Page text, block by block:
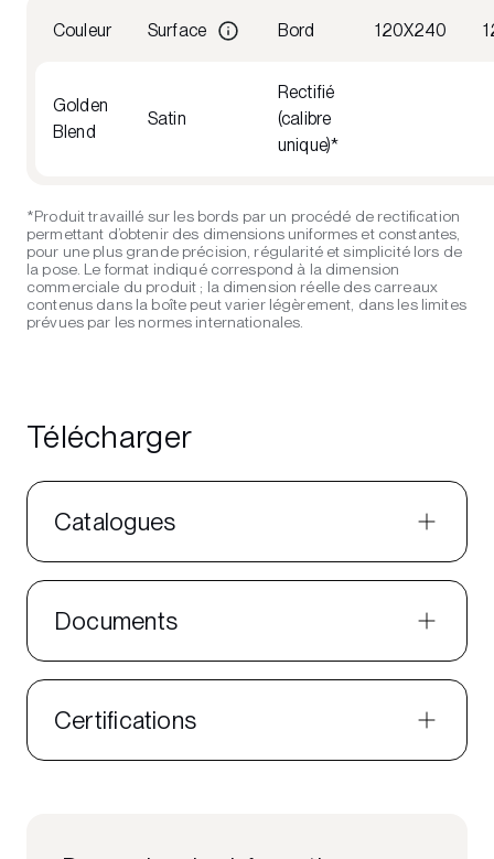
Couleur Surface Bord 120X240
Golden
Blend
Satin
Rectifié
(calibre
unique)*
*Produit travaillé sur les bords par un procédé de rectification
permettant d’obtenir des dimensions uniformes et constantes,
pour une plus grande précision, régularité et simplicité lors de
la pose. Le format indiqué correspond à la dimension
commerciale du produit ; la dimension réelle des carreaux
contenus dans la boîte peut varier légèrement, dans les limites
prévues par les normes internationales.
Télécharger
Catalogues
Documents
Certifications